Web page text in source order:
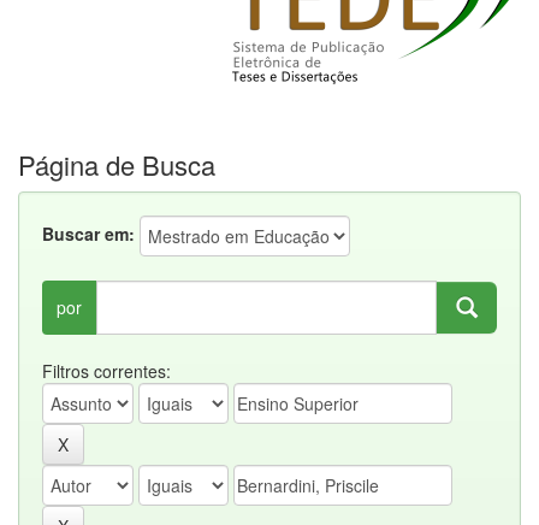
Página de Busca
Buscar em:
por
Filtros correntes: